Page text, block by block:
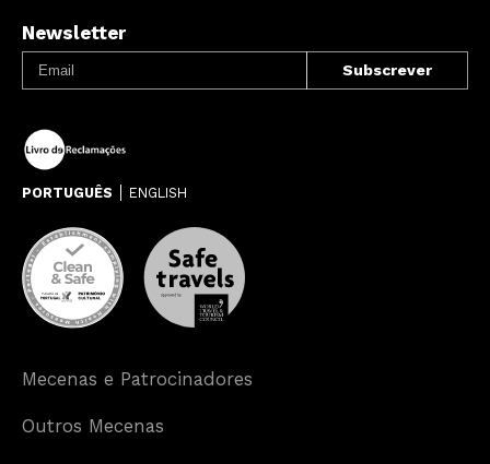
Newsletter
PORTUGUÊS ENGLISH
Mecenas e Patrocinadores
Outros Mecenas